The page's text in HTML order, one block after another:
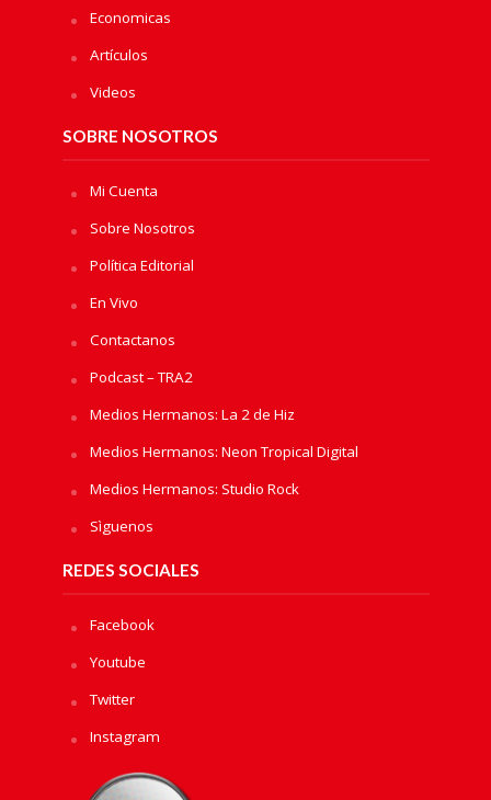
Economicas
Artículos
Videos
SOBRE NOSOTROS
Mi Cuenta
Sobre Nosotros
Política Editorial
En Vivo
Contactanos
Podcast – TRA2
Medios Hermanos: La 2 de Hiz
Medios Hermanos: Neon Tropical Digital
Medios Hermanos: Studio Rock
Sìguenos
REDES SOCIALES
Facebook
Youtube
Twitter
Instagram